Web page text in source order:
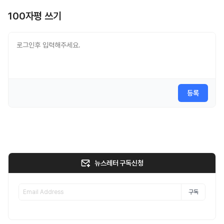
100자평 쓰기
등록
뉴스레터 구독신청
구독